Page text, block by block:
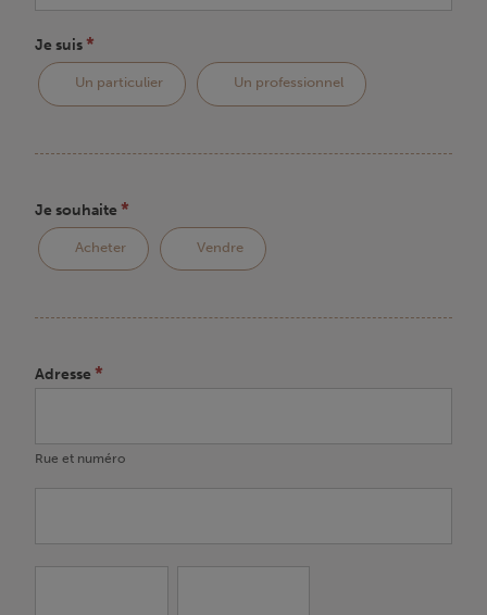
Je suis*
Un particulier Un professionnel
Je souhaite *
Acheter Vendre
Adresse *
numéro
Rue et numéro